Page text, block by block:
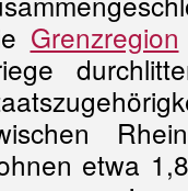
Grenzregion
etwa